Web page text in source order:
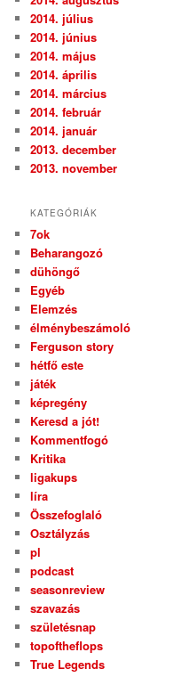
2014. július
2014. június
2014. május
2014. április
2014. március
2014. február
2014. január
2013. december
2013. november
KATEGÓRIÁK
7ok
Beharangozó
dühöngő
Egyéb
Elemzés
élménybeszámoló
Ferguson story
hétfő este
játék
képregény
Keresd a jót!
Kommentfogó
Kritika
ligakups
líra
Összefoglaló
Osztályzás
pl
podcast
seasonreview
szavazás
születésnap
topoftheflops
True Legends